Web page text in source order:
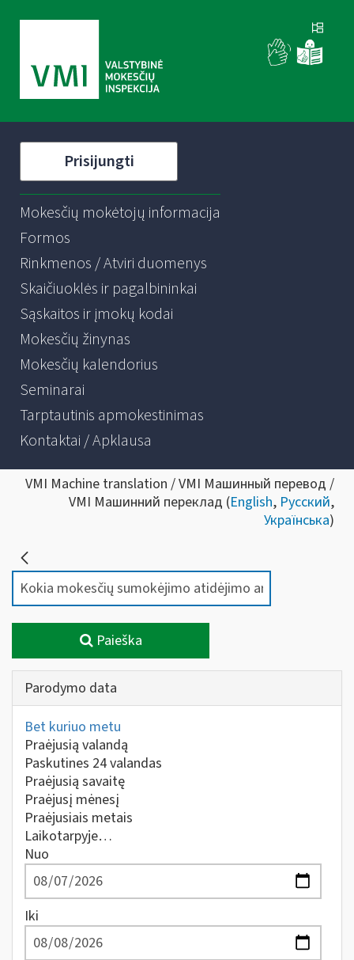
Prisijungti
Mokesčių mokėtojų informacija
Formos
Rinkmenos / Atviri duomenys
Skaičiuoklės ir pagalbininkai
Sąskaitos ir įmokų kodai
Mokesčių žinynas
Mokesčių kalendorius
Seminarai
Tarptautinis apmokestinimas
Kontaktai / Apklausa
VMI Machine translation / VMI Машинный перевод /
VMI Машинний переклад (English, Русский,
Українська)
Paieška
Parodymo data
Bet kuriuo metu
Praėjusią valandą
Paskutines 24 valandas
Praėjusią savaitę
Praėjusį mėnesį
Praėjusiais metais
Laikotarpyje…
Nuo
Iki